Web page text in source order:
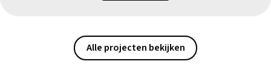
Alle projecten bekijken